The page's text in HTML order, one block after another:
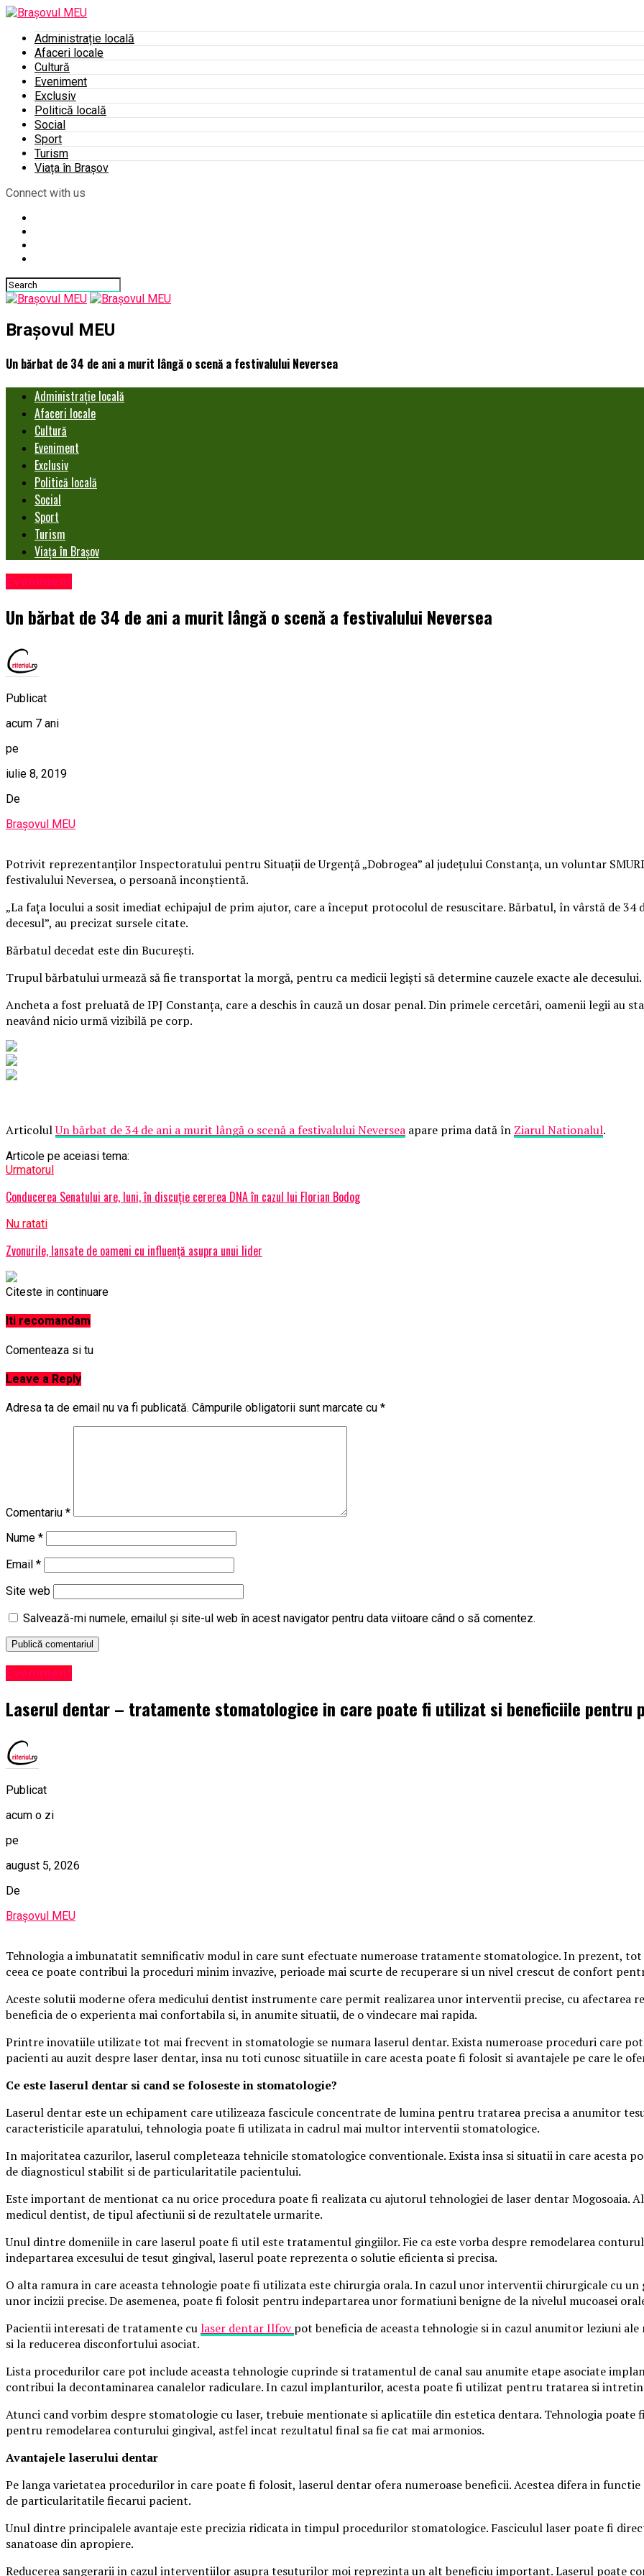
Administrație locală
Afaceri locale
Cultură
Eveniment
Exclusiv
Politică locală
Social
Sport
Turism
Viața în Brașov
Connect with us
Brașovul MEU
Un bărbat de 34 de ani a murit lângă o scenă a festivalului Neversea
Administrație locală
Afaceri locale
Cultură
Eveniment
Exclusiv
Politică locală
Social
Sport
Turism
Viața în Brașov
Eveniment
Un bărbat de 34 de ani a murit lângă o scenă a festivalului Neversea
Publicat
acum 7 ani
pe
iulie 8, 2019
De
Brașovul MEU
Potrivit reprezentanţilor Inspectoratului pentru Situaţii de Urgenţă „Dobrogea” al judeţului Constanţa, un voluntar
festivalului Neversea, o persoană inconştientă.
„La faţa locului a sosit imediat echipajul de prim ajutor, care a început protocolul de resuscitare. Bărbatul, în vârstă de
decesul”, au precizat sursele citate.
Bărbatul decedat este din Bucureşti.
Trupul bărbatului urmează să fie transportat la morgă, pentru ca medicii legişti să determine cauzele exacte ale decesului.
Ancheta a fost preluată de IPJ Constanţa, care a deschis în cauză un dosar penal. Din primele cercetări, oamenii legii au
neavând nicio urmă vizibilă pe corp.
ArticolulUn bărbat de 34 de ani a murit lângă o scenă a festivalului Neversea apare prima dată în Ziarul Nationalul.
Articole pe aceiasi tema:
Urmatorul
Conducerea Senatului are, luni, în discuţie cererea DNA în cazul lui Florian Bodog
Nu ratati
Zvonurile, lansate de oameni cu influenţă asupra unui lider
Citeste in continuare
Iti recomandam
Comenteaza si tu
Leave a Reply
Adresa ta de email nu va fi publicată. Câmpurile obligatorii sunt marcate cu *
Comentariu *
Nume *
Email *
Site web
Salvează-mi numele, emailul și site-ul web în acest navigator pentru data viitoare când o să comentez.
Eveniment
Laserul dentar – tratamente stomatologice in care poate fi utilizat si beneficiile pentru
Publicat
acum o zi
pe
august 5, 2026
De
Brașovul MEU
Tehnologia a imbunatatit semnificativ modul in care sunt efectuate numeroase tratamente stomatologice. In prezent,
ceea ce poate contribui la proceduri minim invazive, perioade mai scurte de recuperare si un nivel crescut de confort
Aceste solutii moderne ofera medicului dentist instrumente care permit realizarea unor interventii precise, cu afectarea
beneficia de o experienta mai confortabila si, in anumite situatii, de o vindecare mai rapida.
Printre inovatiile utilizate tot mai frecvent in stomatologie se numara laserul dentar. Exista numeroase proceduri care
pacienti au auzit despre laser dentar, insa nu toti cunosc situatiile in care acesta poate fi folosit si avantajele pe care le
Ce este laserul dentar si cand se foloseste in stomatologie?
Laserul dentar este un echipament care utilizeaza fascicule concentrate de lumina pentru tratarea precisa a anumitor
caracteristicile aparatului, tehnologia poate fi utilizata in cadrul mai multor interventii stomatologice.
In majoritatea cazurilor, laserul completeaza tehnicile stomatologice conventionale. Exista insa si situatii in care acesta
de diagnosticul stabilit si de particularitatile pacientului.
Este important de mentionat ca nu orice procedura poate fi realizata cu ajutorul tehnologiei de laser dentar Mogosoaia.
medicul dentist, de tipul afectiunii si de rezultatele urmarite.
Unul dintre domeniile in care laserul poate fi util este tratamentul gingiilor. Fie ca este vorba despre remodelarea
indepartarea excesului de tesut gingival, laserul poate reprezenta o solutie eficienta si precisa.
O alta ramura in care aceasta tehnologie poate fi utilizata este chirurgia orala. In cazul unor interventii chirurgicale cu
unor incizii precise. De asemenea, poate fi folosit pentru indepartarea unor formatiuni benigne de la nivelul mucoasei
Pacientii interesati de tratamente culaser dentar Ilfovpot beneficia de aceasta tehnologie si in cazul anumitor leziuni
si la reducerea disconfortului asociat.
Lista procedurilor care pot include aceasta tehnologie cuprinde si tratamentul de canal sau anumite etape asociate
contribui la decontaminarea canalelor radiculare. In cazul implanturilor, acesta poate fi utilizat pentru tratarea si
Atunci cand vorbim despre stomatologie cu laser, trebuie mentionate si aplicatiile din estetica dentara. Tehnologia
pentru remodelarea conturului gingival, astfel incat rezultatul final sa fie cat mai armonios.
Avantajele laserului dentar
Pe langa varietatea procedurilor in care poate fi folosit, laserul dentar ofera numeroase beneficii. Acestea difera in
de particularitatile fiecarui pacient.
Unul dintre principalele avantaje este precizia ridicata in timpul procedurilor stomatologice. Fasciculul laser poate fi
sanatoase din apropiere.
Reducerea sangerarii in cazul interventiilor asupra tesuturilor moi reprezinta un alt beneficiu important. Laserul poate